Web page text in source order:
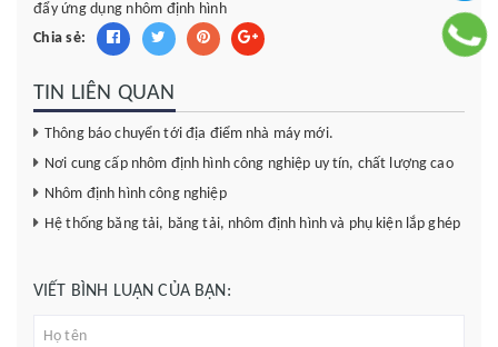
đẩy ứng dụng nhôm định hình
Chia sẻ:
TIN LIÊN QUAN
Thông báo chuyển tới địa điểm nhà máy mới.
Nơi cung cấp nhôm định hình công nghiệp uy tín, chất lượng cao
Nhôm định hình công nghiệp
Hệ thống băng tải, băng tải, nhôm định hình và phụ kiện lắp ghép
VIẾT BÌNH LUẬN CỦA BẠN: